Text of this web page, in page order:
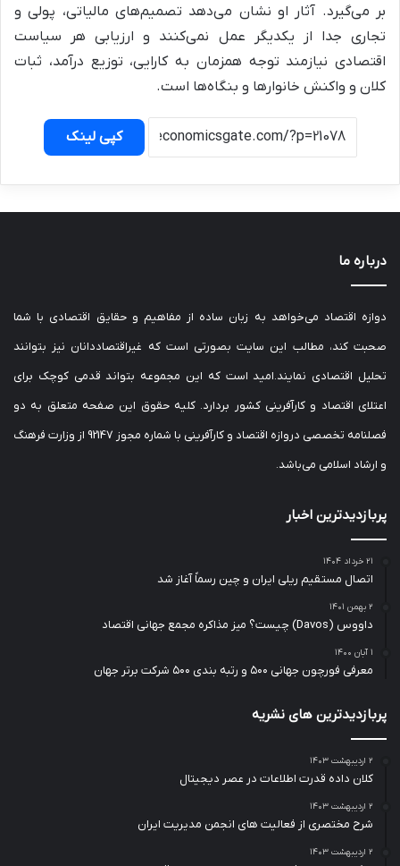
بر می‌گیرد. آثار او نشان می‌دهد تصمیم‌های مالیاتی، پولی و
تجاری جدا از یکدیگر عمل نمی‌کنند و ارزیابی هر سیاست
اقتصادی نیازمند توجه همزمان به کارایی، توزیع درآمد، ثبات
کلان و واکنش خانوارها و بنگاه‌ها است.
کپی لینک
درباره ما
دوازه اقتصاد می‌خواهد به زبان ساده از مفاهیم و حقایق اقتصادی با شما
صحبت کند، مطالب این سایت بصورتی است که غیراقتصاددانان نیز بتوانند
تحلیل اقتصادی نمایند.امید است که این مجموعه بتواند قدمی کوچک برای
اعتلای اقتصاد و کارآفرینی کشور بردارد. کلیه حقوق این صفحه متعلق به دو
فصلنامه تخصصی دروازه اقتصاد و کارآفرینی با شماره مجوز 92147 از وزارت فرهنگ
و ارشاد اسلامی می‌باشد.
پربازدیدترین اخبار
۲۱ خرداد ۱۴۰۴
اتصال مستقیم ریلی ایران و چین رسماً آغاز شد
۲ بهمن ۱۴۰۱
داووس (Davos) چیست؟ میز مذاکره مجمع جهانی اقتصاد
۱ آبان ۱۴۰۰
معرفی فورچون جهانی ۵۰۰ و رتبه بندی ۵۰۰ شرکت برتر جهان
پربازدیدترین های نشریه
۲ اردیبهشت ۱۴۰۳
کلان داده قدرت اطلاعات در عصر دیجیتال
۲ اردیبهشت ۱۴۰۳
شرح مختصری از فعالیت های انجمن مدیریت ایران
۲ اردیبهشت ۱۴۰۳